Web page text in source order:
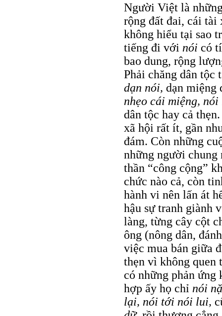
Người Việt là
rộng đất đai, cái tài
không hiểu tại sao
tiếng đi với nói có
bao dung, rộng
Phải chăng dân
dạn nói, dạn miệng
nhẹo cái miệng,
dân tộc hay cả
xã hội rất ít, gần
đám. Còn những
những người chung
thần “công cộng”
chức nào cả, còn
hành vi nên lấn át
hậu sự tranh giành
làng, từng cây cột
ông (nông dân,
việc mua bán giữa
thẹn vì không quen
có những phản ứng
hợp ấy họ chỉ nói
lại, nói tới nói lui,